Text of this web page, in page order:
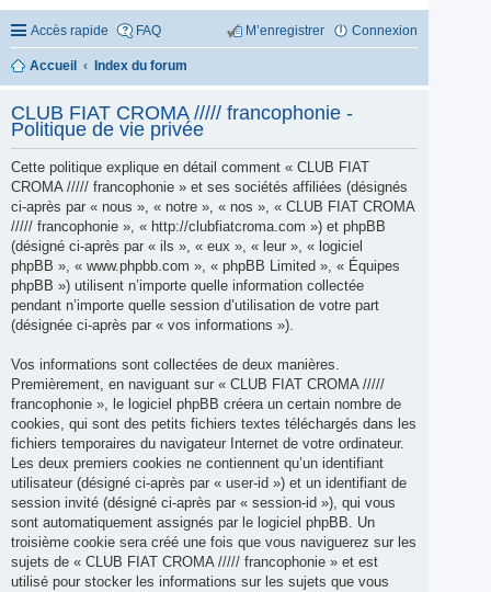
Accès rapide FAQ Connexion
M’enregistrer
Accueil Index du forum
CLUB FIAT CROMA ///// francophonie -
Politique de vie privée
Cette politique explique en détail comment « CLUB FIAT
CROMA ///// francophonie » et ses sociétés affiliées (désignés
ci-après par « nous », « notre », « nos », « CLUB FIAT CROMA
///// francophonie », « http://clubfiatcroma.com ») et phpBB
(désigné ci-après par « ils », « eux », « leur », « logiciel
phpBB », « www.phpbb.com », « phpBB Limited », « Équipes
phpBB ») utilisent n’importe quelle information collectée
pendant n’importe quelle session d’utilisation de votre part
(désignée ci-après par « vos informations »).
Vos informations sont collectées de deux manières.
Premièrement, en naviguant sur « CLUB FIAT CROMA /////
francophonie », le logiciel phpBB créera un certain nombre de
cookies, qui sont des petits fichiers textes téléchargés dans les
fichiers temporaires du navigateur Internet de votre ordinateur.
Les deux premiers cookies ne contiennent qu’un identifiant
utilisateur (désigné ci-après par « user-id ») et un identifiant de
session invité (désigné ci-après par « session-id »), qui vous
sont automatiquement assignés par le logiciel phpBB. Un
troisième cookie sera créé une fois que vous naviguerez sur les
sujets de « CLUB FIAT CROMA ///// francophonie » et est
utilisé pour stocker les informations sur les sujets que vous